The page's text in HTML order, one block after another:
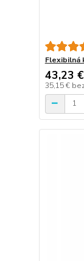
Flexibilná
43,23 €
35,15 €